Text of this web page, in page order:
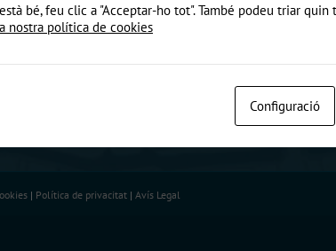
| Política de privacitat | Avís Legal
bé, feu clic a "Acceptar-ho tot". També podeu triar
nostra política de cookies
Configuració